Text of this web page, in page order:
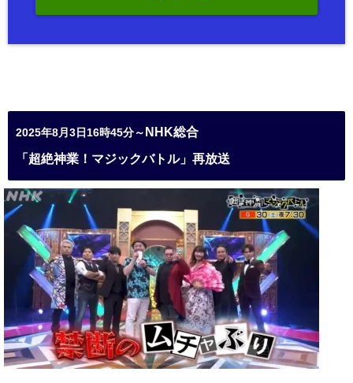
2025年8月3日16時45分～ NHK総合
「超絶神業！マジックバトル」再放送